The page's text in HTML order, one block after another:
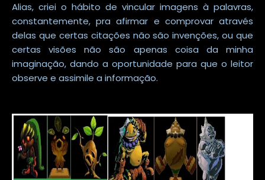
Alias, criei o hábito de vincular imagens à palavras,
constantemente, pra afirmar e comprovar através
delas que certas citações não são invenções, ou que
certas visões não são apenas coisa da minha
imaginação, dando a oportunidade para que o leitor
observe e assimile a informação.